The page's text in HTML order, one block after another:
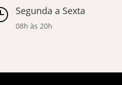
Segunda a Sexta
08h às 20h